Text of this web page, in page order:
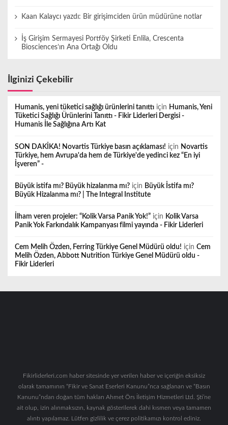
Kaan Kalaycı yazdı: Bir girişimciden ürün müdürüne notlar
İş Girişim Sermayesi Portföy Şirketi Enlila, Crescenta
Biosciences’ın Ana Ortağı Oldu
İlginizi Çekebilir
Humanis, yeni tüketici sağlığı ürünlerini tanıttı için Humanis, Yeni
Tüketici Sağlığı Ürünlerini Tanıttı - Fikir Liderleri Dergisi -
Humanis İle Sağlığına Artı Kat
SON DAKİKA! Novartis Türkiye basın açıklaması! için Novartis
Türkiye, hem Avrupa'da hem de Türkiye'de yedinci kez “En iyi
İşveren” -
Büyük istifa mı? Büyük hizalanma mı? için Büyük İstifa mı?
Büyük Hizalanma mı? | The Integral Institute
İlham veren projeler: “Kolik Varsa Panik Yok!” için Kolik Varsa
Panik Yok Farkındalık Kampanyası filmi yayında - Fikir Liderleri
Cem Melih Özden, Ferring Türkiye Genel Müdürü oldu! için Cem
Melih Özden, Abbott Nutrition Türkiye Genel Müdürü oldu -
Fikir Liderleri
Fikirliderleri.com haber sitesinde yer verilen haber ve içeriğin eksiksiz
olarak tamamının “Fikir ve Sanat Eserleri Kanunu”nca sağlanan ve “Basın
Kanunu”ndan doğan tüm hakları Ahmet Örs İletişim Hizmetleri Ltd. Şti’ne
ait olup, izin alınmaksızın, kaynak gösterilerek dahi kısmen veya tamamen
alıntı yapılamaz. Lütfen gizlilik ve çerez politikamızı kontrol ediniz.